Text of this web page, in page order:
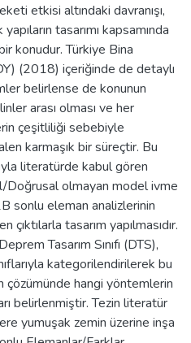
etkisi altındaki davranışı,
tasarımı kapsamında
konudur. Türkiye Bina
(2018) içeriğinde de detaylı
belirlense de konunun
arası olması ve her
çeşitliliği sebebiyle
karmaşık bir süreçtir. Bu
literatürde kabul gören
olmayan model ivme
2B sonlu eleman analizlerinin
çıktılarla tasarım yapılmasıdır.
Tasarım Sınıfı (DTS),
kategorilendirilerek bu
hangi yöntemlerin
belirlenmiştir. Tezin literatür
yumuşak zemin üzerine inşa